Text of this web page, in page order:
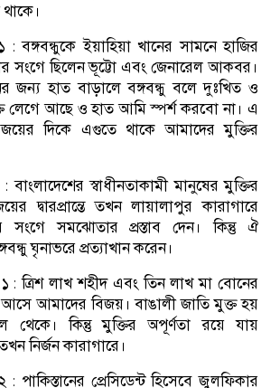
থাকে।
: বঙ্গবন্ধুকে ইয়াহিয়া খানের সামনে হাজির
সংগে ছিলেন ভূট্টো এবং জেনারেল আকবর।
জন্য হাত বাড়ালে বঙ্গবন্ধু বলে দুঃখিত ও
লেগে আছে ও হাত আমি স্পর্শ করবো না। এ
দিকে এগুতে থাকে আমাদের মুক্তির
: বাংলাদেশের স্বাধীনতাকামী মানুষের মুক্তির
দ্বারপ্রান্তে তখন লায়ালাপুর কারাগারে
সংগে সমঝোতার প্রস্তাব দেন। কিন্তু ঐ
ঘৃনাভরে প্রত্যাখান করেন।
: ত্রিশ লাখ শহীদ এবং তিন লাখ মা বোনের
আসে আমাদের বিজয়। বাঙালী জাতি মুক্ত হয়
থেকে। কিন্তু মুক্তির অপূর্ণতা রয়ে যায়
নির্জন কারাগারে।
: পাকিস্তানের প্রেসিডেন্ট হিসেবে জুলফিকার